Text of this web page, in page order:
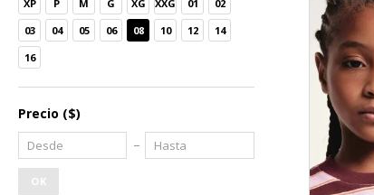
XP P M G XG XXG 01
02
03
04 05 06 08 10 12
14
16
Precio ($)
OK